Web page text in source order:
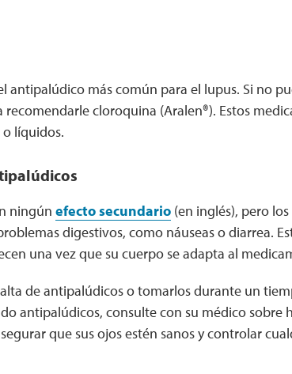
antipalúdico más común para el lupus. Si no
cloroquina (Aralen®). Estos
líquidos.
ningún efecto secundario(en inglés), pero
digestivos, como náuseas o diarrea.
una vez que su cuerpo se adapta al
de antipalúdicos o tomarlos durante un
antipalúdicos, consulte con su médico sobre
que sus ojos estén sanos y controlar